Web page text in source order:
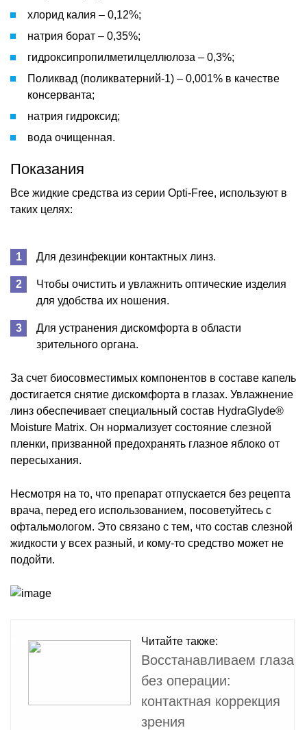
хлорид калия – 0,12%;
натрия борат – 0,35%;
гидроксипропилметилцеллюлоза – 0,3%;
Поликвад (поликватерний-1) – 0,001% в качестве
консерванта;
натрия гидроксид;
вода очищенная.
Показания
Все жидкие средства из серии Opti-Free, используют в
таких целях:
Для дезинфекции контактных линз.
Чтобы очистить и увлажнить оптические изделия
для удобства их ношения.
Для устранения дискомфорта в области
зрительного органа.
За счет биосовместимых компонентов в составе капель
достигается снятие дискомфорта в глазах. Увлажнение
линз обеспечивает специальный состав HydraGlyde®
Moisture Matrix. Он нормализует состояние слезной
пленки, призванной предохранять глазное яблоко от
пересыхания.
Несмотря на то, что препарат отпускается без рецепта
врача, перед его использованием, посоветуйтесь с
офтальмологом. Это связано с тем, что состав слезной
жидкости у всех разный, и кому-то средство может не
подойти.
Читайте также:
Восстанавливаем глаза
без операции:
контактная коррекция
зрения